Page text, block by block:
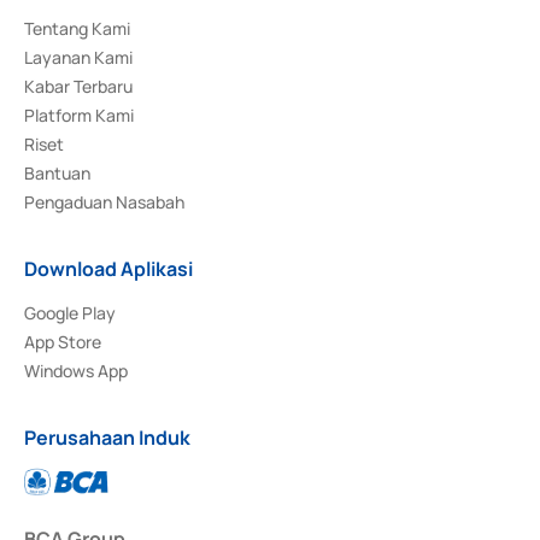
Tentang Kami
Layanan Kami
Kabar Terbaru
Platform Kami
Riset
Bantuan
Pengaduan Nasabah
Download Aplikasi
Google Play
App Store
Windows App
Perusahaan Induk